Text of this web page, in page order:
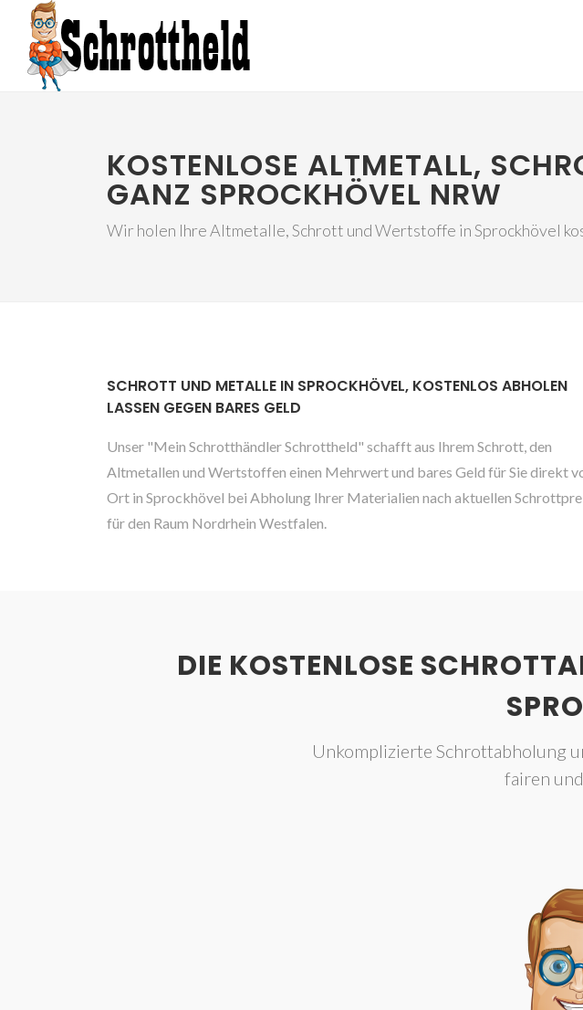
KOSTENLOSE ALTMETALL,
GANZ SPROCKHÖVEL NRW
Wir holen Ihre Altmetalle, Schrott und Wertstoffe in Sprockhövel
SCHROTT UND METALLE IN SPROCKHÖVEL, KOSTENLOS ABHOLEN
LASSEN GEGEN BARES GELD
Unser "Mein Schrotthändler Schrottheld" schafft aus Ihrem Schrott, den
Altmetallen und Wertstoffen einen Mehrwert und bares Geld für Sie direkt
Ort in Sprockhövel bei Abholung Ihrer Materialien nach aktuellen
für den Raum Nordrhein Westfalen.
DIE KOSTENLOSE
Unkomplizierte Schrottabholung
fairen